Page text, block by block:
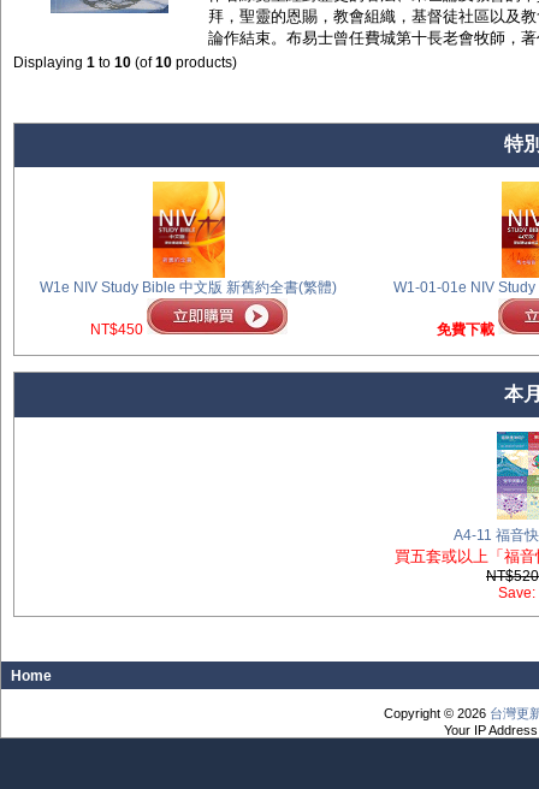
拜，聖靈的恩賜，教會組織，基督徒社區以及
論作結束。布易士曾任費城第十長老會牧師，
Displaying 1to 10(of10products)
特
W1e NIV Study Bible 中文版 新舊約全書(繁體)
NT$450
W1-01-01e NIV
免費下載
本
A4-11 福音
買五套或以上「福
Save:
Home
Copyright © 2026 台灣更
Your IP